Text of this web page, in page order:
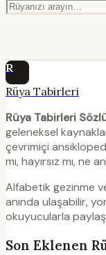
R
Rüya Tabirleri
Rüya Tabirleri
geleneksel
çevrimiçi
mı, hayırsız mı, ne
Alfabetik gezinme
anında ulaşabilir,
okuyucularla
Son Eklenen